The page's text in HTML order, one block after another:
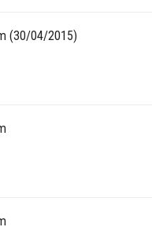
(30/04/2015)